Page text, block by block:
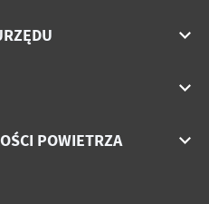
POWIETRZA